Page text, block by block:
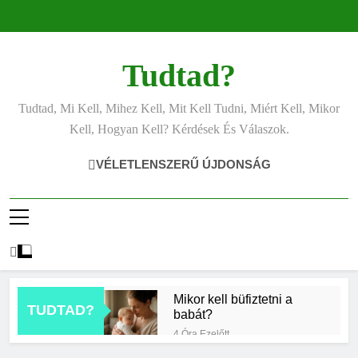
Tudtad?
Tudtad, Mi Kell, Mihez Kell, Mit Kell Tudni, Miért Kell, Mikor
Kell, Hogyan Kell? Kérdések És Válaszok.
VÉLETLENSZERŰ ÚJDONSÁG
TUDTAD?
Mikor kell büfiztetni a
babát?
4 Óra Ezelőtt